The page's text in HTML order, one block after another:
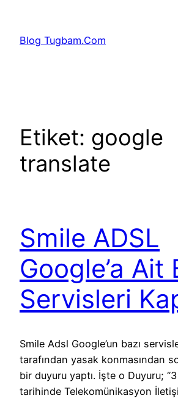
Blog Tugbam.Com
Etiket: google
translate
Smile ADSL
Google’a Ait
Servisleri
Smile Adsl Google’un bazı
tarafından yasak konmasından
bir duyuru yaptı. İşte o Duyuru;
tarihinde Telekomünikasyon